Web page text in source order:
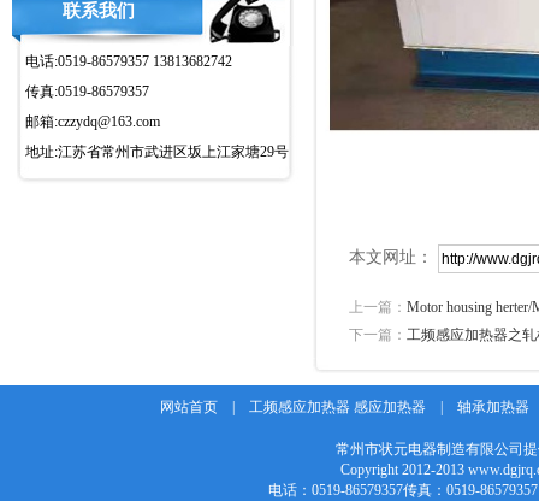
联系我们
电话:0519-86579357 13813682742
传真:0519-86579357
邮箱:czzydq@163.com
地址:江苏省常州市武进区坂上江家塘29号
本文网址：
上一篇： Motor housing herter/
下一篇： 工频感应加热器之
网站首页 工频感应加热器 感应加热器 轴承加热器
常州市状元电器制造有限公司
Copyright 2012-2013
电话：0519-86579357传真：0519-